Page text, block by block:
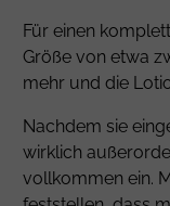
Für einen
Größe von etwa
mehr und die
Nachdem sie
wirklich
vollkommen ein.